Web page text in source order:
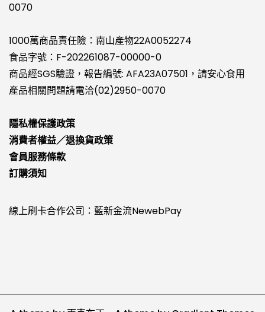
0070
1000萬商品責任險：南山產物22A0052274
食品字號：F-202261087-00000-0
商品經SGS驗證，報告編號: AFA23A07501，請安心食用
產品相關問題請電洽(02)2950-0070
隱私權保護政策
消費者權益／退換貨政策
會員服務條款
訂購須知
線上刷卡合作公司：藍新金流NewebPay